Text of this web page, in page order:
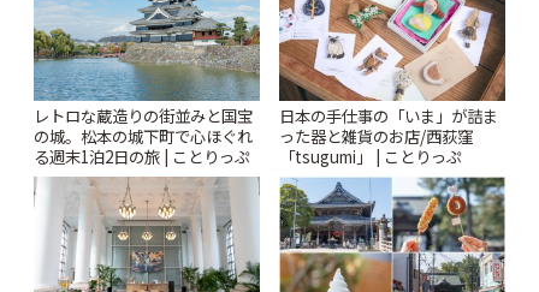
レトロな蔵造りの街並みと国宝
の城。松本の城下町で心ほぐれ
る週末1泊2日の旅 | ことりっぷ
日本の手仕事の「いま」が詰ま
った器と雑貨のお店/西荻窪
「tsugumi」 | ことりっぷ